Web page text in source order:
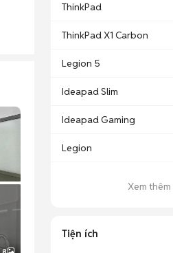
8
ThinkPad
ThinkPad X1 Carbon
Legion 5
Ideapad Slim
Ideapad Gaming
Legion
Xem thêm
Tiện ích